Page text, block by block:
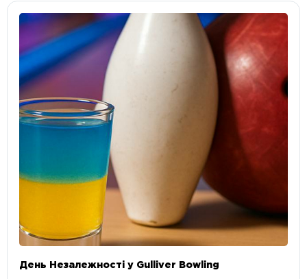
День Незалежності у Gulliver Bowling